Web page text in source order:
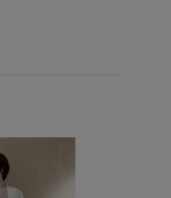
フェミニン